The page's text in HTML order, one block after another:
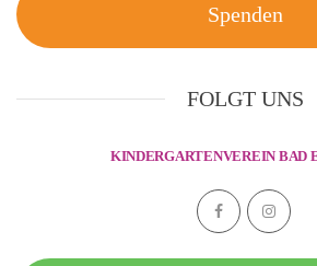
Spenden
FOLGT UNS
KINDERGARTENVEREIN BAD